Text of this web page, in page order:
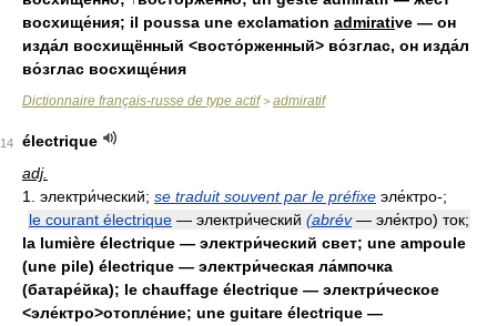
восхище́ния; il poussa une exclamation admirative — он
изда́л восхищённый <восто́рженный> во́зглас, он изда́л
во́зглас восхище́ния
Dictionnaire français-russe de type actif> admiratif
14
électrique
adj.
1. электри́ческий; se traduit souvent par le préfixe эле́ктро-;
le courant électrique — электри́ческий (abrév— эле́ктро) ток;
la lumière électrique — электри́ческий свет; une ampoule
(une pile) électrique — электри́ческая ла́мпочка
(батаре́йка); le chauffage électrique — электри́ческое
<эле́ктро>отопле́ние; une guitare électrique —